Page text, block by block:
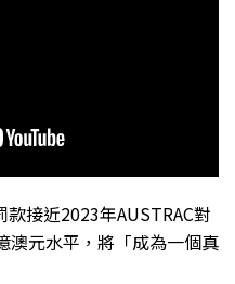
接近2023年AUSTRAC對
澳元水平，將「成為一個真